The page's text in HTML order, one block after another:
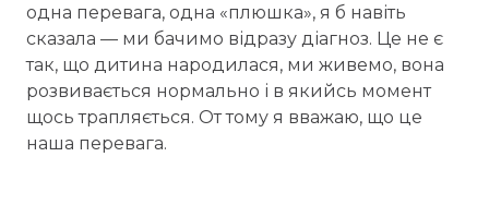
одна перевага, одна «плюшка», я б навіть
сказала — ми бачимо відразу діагноз. Це не є
так, що дитина народилася, ми живемо, вона
розвивається нормально і в якийсь момент
щось трапляється. От тому я вважаю, що це
наша перевага.